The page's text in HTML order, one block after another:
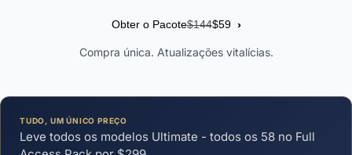
Obter o Pacote$144$59 ›
Compra única. Atualizações vitalícias.
TUDO, UM ÚNICO PREÇO
Leve todos os modelos Ultimate - todos os 58 no Full